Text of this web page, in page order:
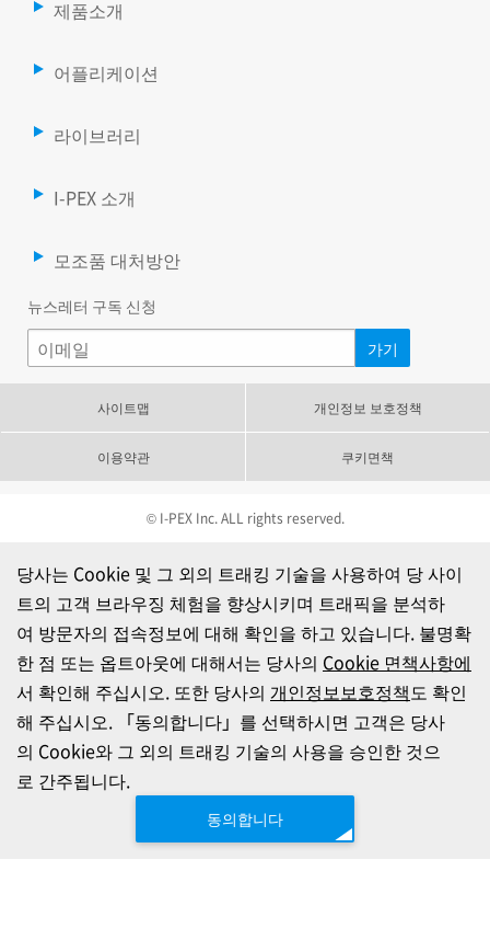
제품소개
어플리케이션
라이브러리
I-PEX 소개
모조품 대처방안
뉴스레터 구독 신청
사이트맵 개인정보 보호정책
이용약관 쿠키면책
© I-PEX Inc. ALL rights reserved.
당사는 Cookie 및 그 외의 트래킹 기술을 사용하여 당 사이
트의 고객 브라우징 체험을 향상시키며 트래픽을 분석하
여 방문자의 접속정보에 대해 확인을 하고 있습니다. 불명확
한 점 또는 옵트아웃에 대해서는 당사의 Cookie 면책사항에
서 확인해 주십시오. 또한 당사의 개인정보보호정책도 확인
해 주십시오. 「동의합니다」를 선택하시면 고객은 당사
의 Cookie와 그 외의 트래킹 기술의 사용을 승인한 것으
로 간주됩니다.
동의합니다